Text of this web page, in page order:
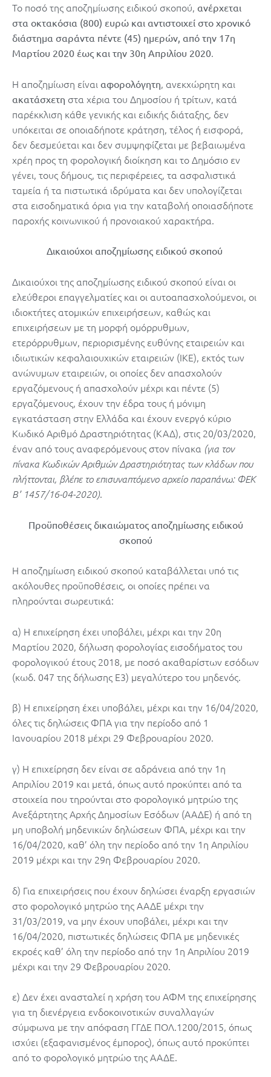
Το ποσό της αποζημίωσης ειδικού σκοπού, ανέρχεται
στα οκτακόσια (800) ευρώ και αντιστοιχεί στο χρονικό
διάστημα σαράντα πέντε (45) ημερών, από την 17η
Μαρτίου 2020 έως και την 30η Απριλίου 2020.
Η αποζημίωση είναι αφορολόγητη, ανεκχώρητη και
ακατάσχετη στα χέρια του Δημοσίου ή τρίτων, κατά
παρέκκλιση κάθε γενικής και ειδικής διάταξης, δεν
υπόκειται σε οποιαδήποτε κράτηση, τέλος ή εισφορά,
δεν δεσμεύεται και δεν συμψηφίζεται με βεβαιωμένα
χρέη προς τη φορολογική διοίκηση και το Δημόσιο εν
γένει, τους δήμους, τις περιφέρειες, τα ασφαλιστικά
ταμεία ή τα πιστωτικά ιδρύματα και δεν υπολογίζεται
στα εισοδηματικά όρια για την καταβολή οποιασδήποτε
παροχής κοινωνικού ή προνοιακού χαρακτήρα.
Δικαιούχοι αποζημίωσης ειδικού σκοπού
Δικαιούχοι της αποζημίωσης ειδικού σκοπού είναι οι
ελεύθεροι επαγγελματίες και οι αυτοαπασχολούμενοι, οι
ιδιοκτήτες ατομικών επιχειρήσεων, καθώς και
επιχειρήσεων με τη μορφή ομόρρυθμων,
ετερόρρυθμων, περιορισμένης ευθύνης εταιρειών και
ιδιωτικών κεφαλαιουχικών εταιρειών (ΙΚΕ), εκτός των
ανώνυμων εταιρειών, οι οποίες δεν απασχολούν
εργαζόμενους ή απασχολούν μέχρι και πέντε (5)
εργαζόμενους, έχουν την έδρα τους ή μόνιμη
εγκατάσταση στην Ελλάδα και έχουν ενεργό κύριο
Κωδικό Αριθμό Δραστηριότητας (ΚΑΔ), στις 20/03/2020,
έναν από τους αναφερόμενους στον πίνακα (για τον
πίνακα Κωδικών Αριθμών Δραστηριότητας των κλάδων που
πλήττονται, βλέπε το επισυναπτόμενο αρχείο παραπάνω: ΦΕΚ
Β’ 1457/16-04-2020).
Προϋποθέσεις δικαιώματος αποζημίωσης ειδικού
σκοπού
Η αποζημίωση ειδικού σκοπού καταβάλλεται υπό τις
ακόλουθες προϋποθέσεις, οι οποίες πρέπει να
πληρούνται σωρευτικά:
α) Η επιχείρηση έχει υποβάλει, μέχρι και την 20η
Μαρτίου 2020, δήλωση φορολογίας εισοδήματος του
φορολογικού έτους 2018, με ποσό ακαθαρίστων εσόδων
(κωδ. 047 της δήλωσης Ε3) μεγαλύτερο του μηδενός.
β) Η επιχείρηση έχει υποβάλει, μέχρι και την 16/04/2020,
όλες τις δηλώσεις ΦΠΑ για την περίοδο από 1
Ιανουαρίου 2018 μέχρι 29 Φεβρουαρίου 2020.
γ) Η επιχείρηση δεν είναι σε αδράνεια από την 1η
Απριλίου 2019 και μετά, όπως αυτό προκύπτει από τα
στοιχεία που τηρούνται στο φορολογικό μητρώο της
Ανεξάρτητης Αρχής Δημοσίων Εσόδων (ΑΑΔΕ) ή από τη
μη υποβολή μηδενικών δηλώσεων ΦΠΑ, μέχρι και την
16/04/2020, καθ’ όλη την περίοδο από την 1η Απριλίου
2019 μέχρι και την 29η Φεβρουαρίου 2020.
δ) Για επιχειρήσεις που έχουν δηλώσει έναρξη εργασιών
στο φορολογικό μητρώο της ΑΑΔΕ μέχρι την
31/03/2019, να μην έχουν υποβάλει, μέχρι και την
16/04/2020, πιστωτικές δηλώσεις ΦΠΑ με μηδενικές
εκροές καθ’ όλη την περίοδο από την 1η Απριλίου 2019
μέχρι και την 29 Φεβρουαρίου 2020.
ε) Δεν έχει ανασταλεί η χρήση του ΑΦΜ της επιχείρησης
για τη διενέργεια ενδοκοινοτικών συναλλαγών
σύμφωνα με την απόφαση ΓΓΔΕ ΠΟΛ.1200/2015, όπως
ισχύει (εξαφανισμένος έμπορος), όπως αυτό προκύπτει
από το φορολογικό μητρώο της ΑΑΔΕ.